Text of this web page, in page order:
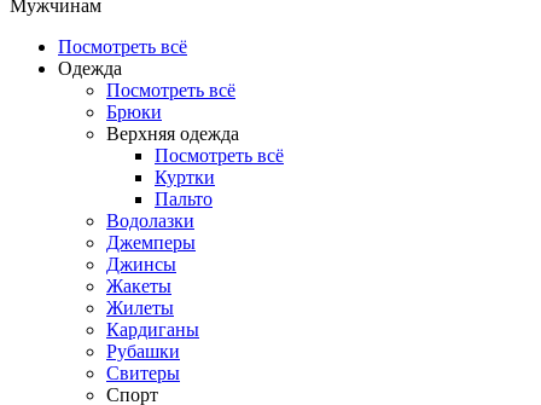
Мужчинам
Посмотреть всё
Одежда
Посмотреть всё
Брюки
Верхняя одежда
Посмотреть всё
Куртки
Пальто
Водолазки
Джемперы
Джинсы
Жакеты
Жилеты
Кардиганы
Рубашки
Свитеры
Спорт